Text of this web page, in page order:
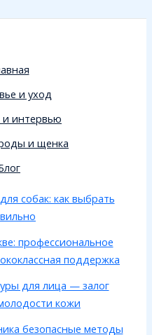
и уход
интервью
и щенка
собак: как выбрать
профессиональное
поддержка
для лица — залог
кожи
безопасные методы